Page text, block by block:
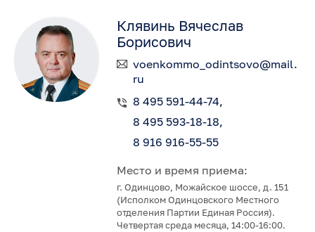
Клявинь Вячеслав
Борисович
voenkommo_odintsovo@mail.
ru
8 495 591-44-74
8 495 593-18-18
8 916 916-55-55
Место и время приема:
г. Одинцово, Можайское шоссе, д. 151
(Исполком Одинцовского Местного
отделения Партии Единая Россия).
Четвертая среда месяца, 14:00-16:00.